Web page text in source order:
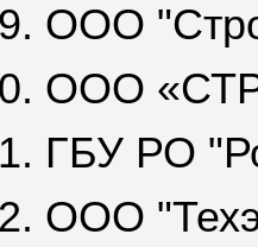
ООО
ООО
ГБУ РО
ООО